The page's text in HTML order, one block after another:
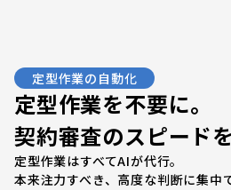
定型作業の自動化
定型作業を不要に。
契約審査のスピード
定型作業はすべてAIが代行。
本来注力すべき、高度な判断に集中